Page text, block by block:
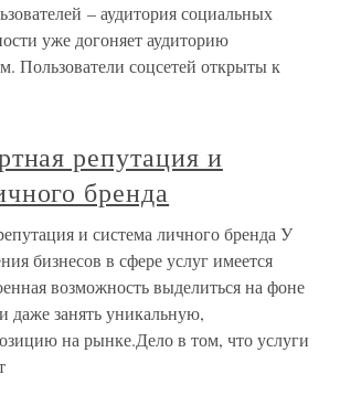
– аудитория социальных
уже догоняет аудиторию
Пользователи соцсетей открыты к
репутация и
бренда
и система личного бренда У
бизнесов в сфере услуг имеется
возможность выделиться на фоне
даже занять уникальную,
на рынке.Дело в том, что услуги